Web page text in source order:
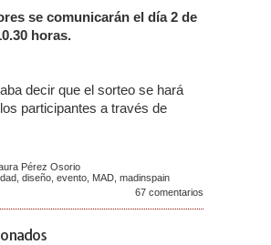
se comunicarán el día 2 de
horas.
decir que el sorteo se hará
participantes a través de
Pérez Osorio
diseño evento MAD madinspain
67 comentarios